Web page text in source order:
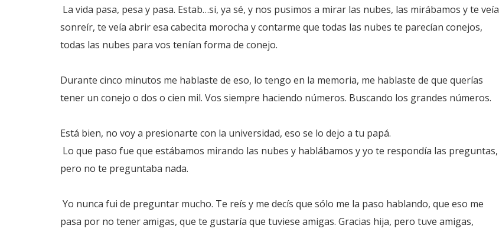
La vida pasa, pesa y pasa. Estab…si, ya sé, y nos pusimos a mirar las nubes, las mirábamos y te veía
sonreír, te veía abrir esa cabecita morocha y contarme que todas las nubes te parecían conejos,
todas las nubes para vos tenían forma de conejo.
Durante cinco minutos me hablaste de eso, lo tengo en la memoria, me hablaste de que querías
tener un conejo o dos o cien mil. Vos siempre haciendo números. Buscando los grandes números.
Está bien, no voy a presionarte con la universidad, eso se lo dejo a tu papá.
Lo que paso fue que estábamos mirando las nubes y hablábamos y yo te respondía las preguntas,
pero no te preguntaba nada.
Yo nunca fui de preguntar mucho. Te reís y me decís que sólo me la paso hablando, que eso me
pasa por no tener amigas, que te gustaría que tuviese amigas. Gracias hija, pero tuve amigas,